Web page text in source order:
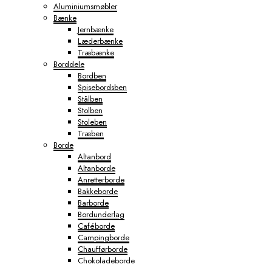
Aluminiumsmøbler
Bænke
Jernbænke
Læderbænke
Træbænke
Borddele
Bordben
Spisebordsben
Stålben
Stolben
Stoleben
Træben
Borde
Altanbord
Altanborde
Anretterborde
Bakkeborde
Barborde
Bordunderlag
Caféborde
Campingborde
Chaufførborde
Chokoladeborde